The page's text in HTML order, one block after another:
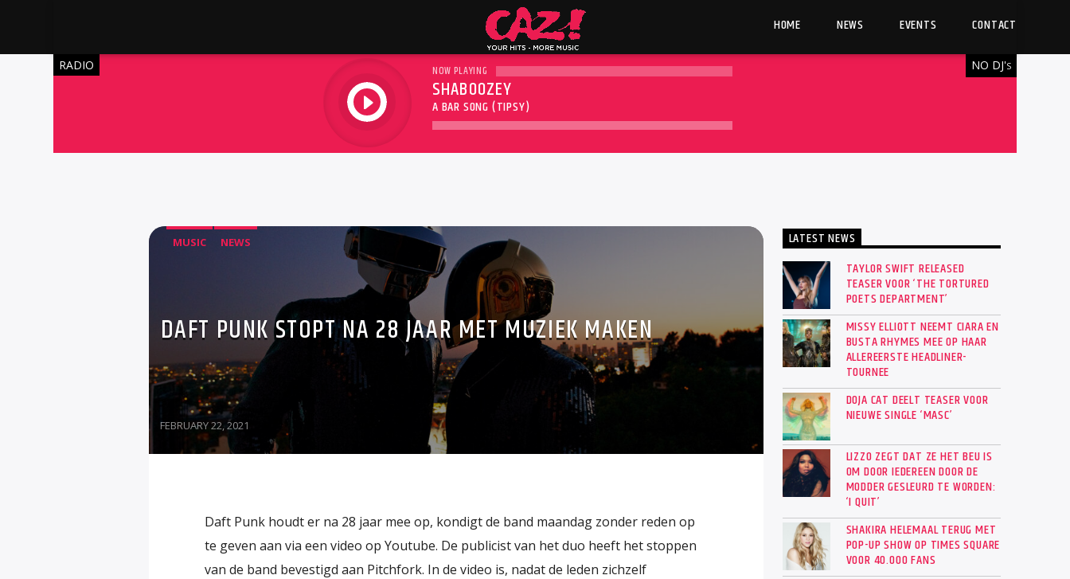
HOME NEWS EVENTS CONTACT
RADIO
play
NO DJ'S
NOW PLAYING
SHABOOZEY
A BAR SONG (TIPSY)
MUSIC NEWS
DAFT PUNK STOPT NA 28 JAAR MET MUZIEK MAKEN
FEBRUARY 22, 2021
Daft Punk houdt er na 28 jaar mee op, kondigt de band maandag zonder reden op
te geven aan via een video op Youtube. De publicist van het duo heeft het stoppen
van de band bevestigd aan Pitchfork. In de video is, nadat de leden zichzelf
LATEST NEWS
TAYLOR SWIFT RELEASED
TEASER VOOR ‘THE TORTURED
POETS DEPARTMENT’
MISSY ELLIOTT NEEMT CIARA EN
BUSTA RHYMES MEE OP HAAR
ALLEREERSTE HEADLINER-
TOURNEE
DOJA CAT DEELT TEASER VOOR
NIEUWE SINGLE ‘MASC’
LIZZO ZEGT DAT ZE HET BEU IS
OM DOOR IEDEREEN DOOR DE
MODDER GESLEURD TE WORDEN:
‘I QUIT’
SHAKIRA HELEMAAL TERUG MET
POP-UP SHOW OP TIMES SQUARE
VOOR 40.000 FANS